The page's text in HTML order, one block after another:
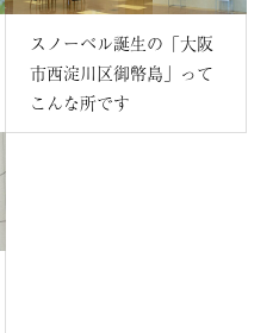
スノーベル誕生の「大阪
市西淀川区御幣島」って
こんな所です